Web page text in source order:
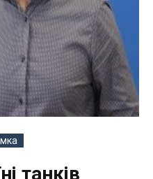
танків